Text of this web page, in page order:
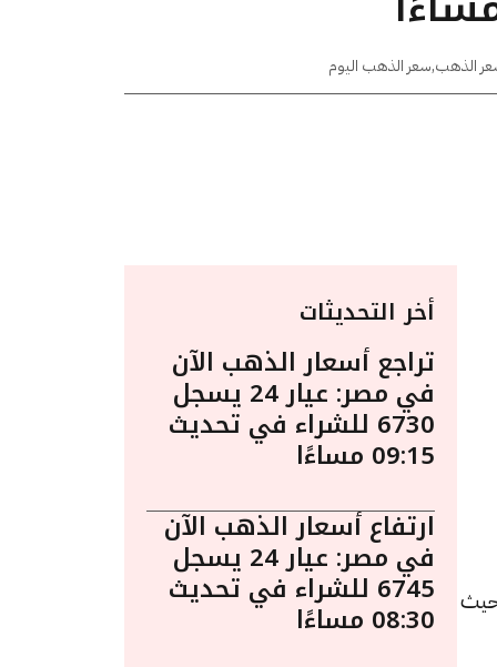
الذهب,سعر الذهب اليوم
مايو الساعة 1:40 مساءً. حيث
أخر التحديثات
تراجع أسعار الذهب الآن
في مصر: عيار 24 يسجل
6730 للشراء في تحديث
09:15 مساءًا
ارتفاع أسعار الذهب الآن
في مصر: عيار 24 يسجل
6745 للشراء في تحديث
08:30 مساءًا